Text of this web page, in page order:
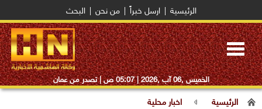
الرئيسية ارسل خبراً من نحن البحث
Toggle
navigation
الخميس ,06 آب ,2026 | 05:07 ص | تصدر من عمان
الرئيسية اخبار محلية